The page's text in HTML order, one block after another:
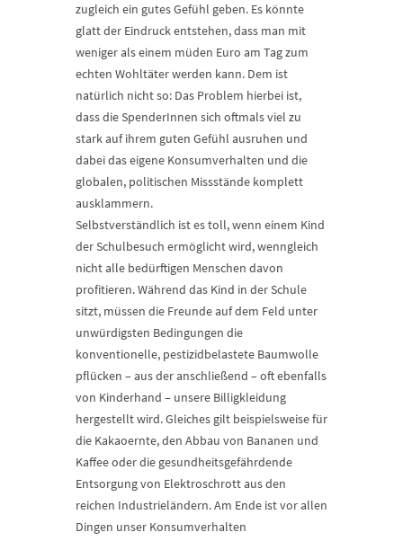
zugleich ein gutes Gefühl geben. Es könnte
glatt der Eindruck entstehen, dass man mit
weniger als einem müden Euro am Tag zum
echten Wohltäter werden kann. Dem ist
natürlich nicht so: Das Problem hierbei ist,
dass die SpenderInnen sich oftmals viel zu
stark auf ihrem guten Gefühl ausruhen und
dabei das eigene Konsumverhalten und die
globalen, politischen Missstände komplett
ausklammern.
Selbstverständlich ist es toll, wenn einem Kind
der Schulbesuch ermöglicht wird, wenngleich
nicht alle bedürftigen Menschen davon
profitieren. Während das Kind in der Schule
sitzt, müssen die Freunde auf dem Feld unter
unwürdigsten Bedingungen die
konventionelle, pestizidbelastete Baumwolle
pflücken – aus der anschließend – oft ebenfalls
von Kinderhand – unsere Billigkleidung
hergestellt wird. Gleiches gilt beispielsweise für
die Kakaoernte, den Abbau von Bananen und
Kaffee oder die gesundheitsgefährdende
Entsorgung von Elektroschrott aus den
reichen Industrieländern. Am Ende ist vor allen
Dingen unser Konsumverhalten